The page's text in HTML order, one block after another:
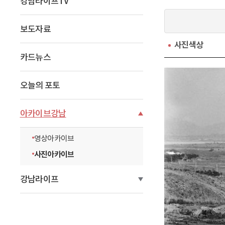
이
동
보도자료
카드뉴스
오늘의 포토
아카이브강남
영상아카이브
사진아카이브
강남라이프
사진색상